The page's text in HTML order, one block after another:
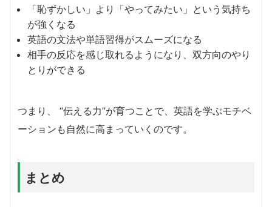
「恥ずかしい」より「やってみたい」という気持ち
が強くなる
英語の文法や単語習得がスムーズになる
相手の反応を感じ取れるようになり、双方向のやり
とりができる
つまり、 “伝える力”が育つことで、英語を学ぶモチベ
ーションも自然に高まっていくのです。
まとめ